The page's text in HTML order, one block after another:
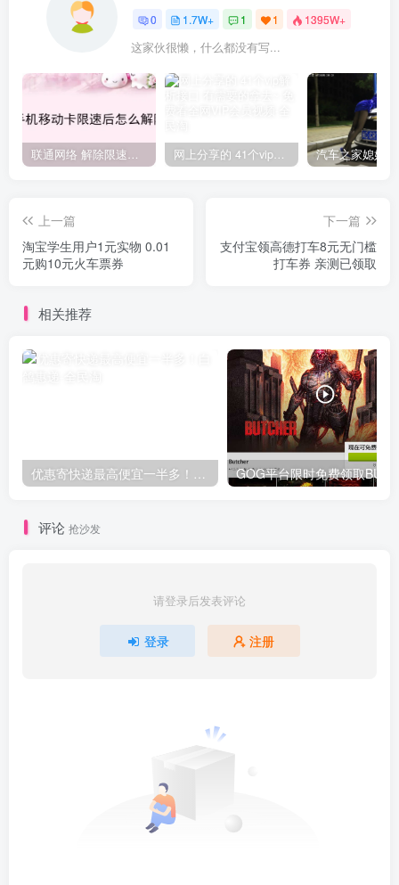
0 1.7W+ 1 1 1395W+
这家伙很懒，什么都没有写...
联通网络 解除限速方法参考！畅享、畅玩、老白干等及其它地区自测了 网上分享的 41个vip解析接口 有需要的拿去~ 免费看全网VIP会员视频
上一篇
淘宝学生用户1元实物 0.01
元购10元火车票券
下一篇
支付宝领高德打车8元无门槛
打车券 亲测已领取
相关推荐
评论 抢沙发
请登录后发表评论
登录 注册